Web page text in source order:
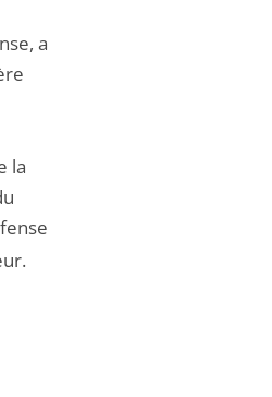
a
la